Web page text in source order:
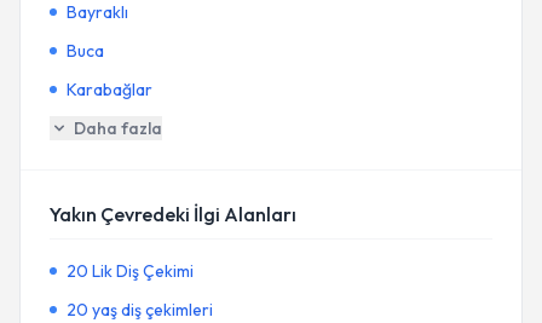
Bayraklı
Buca
Karabağlar
Daha fazla
Yakın Çevredeki İlgi Alanları
20 Lik Diş Çekimi
20 yaş diş çekimleri